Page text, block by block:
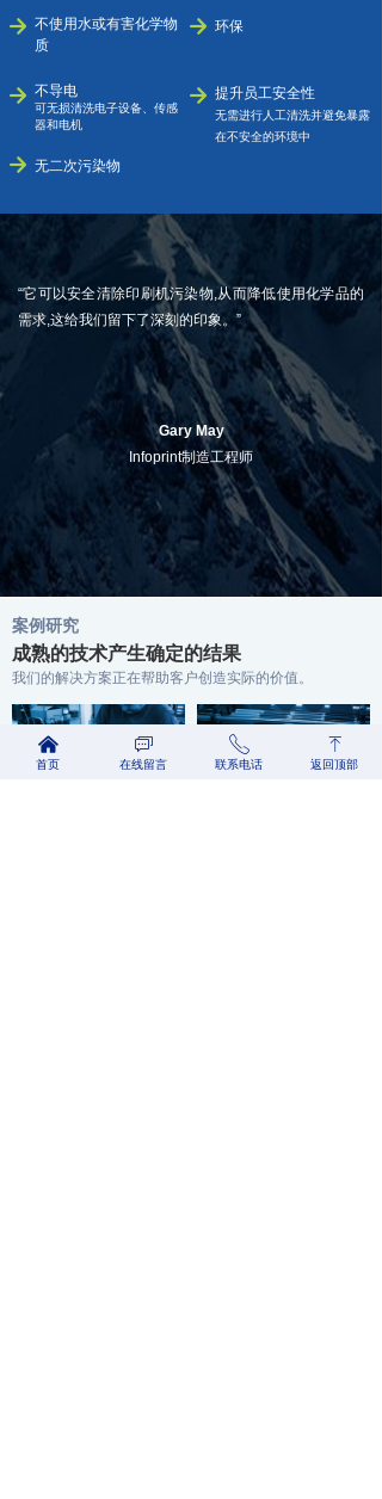
녒
녒
녒
녒 不使用水或有害化学物
质
无二次污染物
环保
不导电
可无损清洗电子设备、传感
器和电机
提升员工安全性
无需进行人工清洗并避免暴露
在不安全的环境中
녒
“它可以安全清除印刷机污染物,从而降低使用化学品的
需求,这给我们留下了深刻的印象。”
Gary May
Infoprint制造工程师
案例研究
我们的解决方案正在帮助客户创造实际的价值。
成熟的技术产生确定的结果
낀
首页
ꀃ
在线留言
ꂅ
联系电话
ꁸ
返回顶部